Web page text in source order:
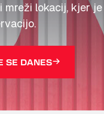
mreži lokacij, kjer
SE DANES